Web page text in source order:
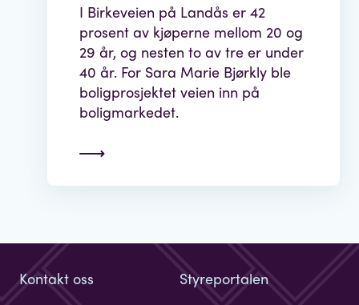
I Birkeveien på Landås er 42
prosent av kjøperne mellom 20 og
29 år, og nesten to av tre er under
40 år. For Sara Marie Bjørkly ble
boligprosjektet veien inn på
boligmarkedet.
Kontakt oss
Styreportalen